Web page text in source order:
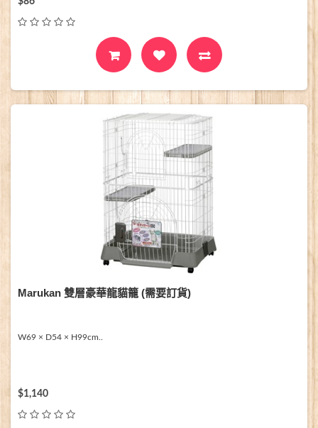
Marukan 雙層豪華龍貓籠 (需要訂貨)
W69 × D54 × H99cm..
$1,140